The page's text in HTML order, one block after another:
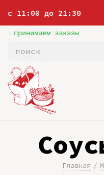
с 11:00 до 21:30
принимаем заказы
Главная